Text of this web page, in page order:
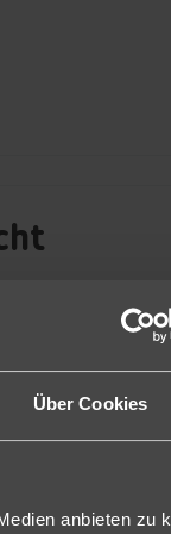
Über Cookies
anbieten zu
bestellen“
farbliche
ist direkt über
abzugeben,
über Online-
Verbrauchern